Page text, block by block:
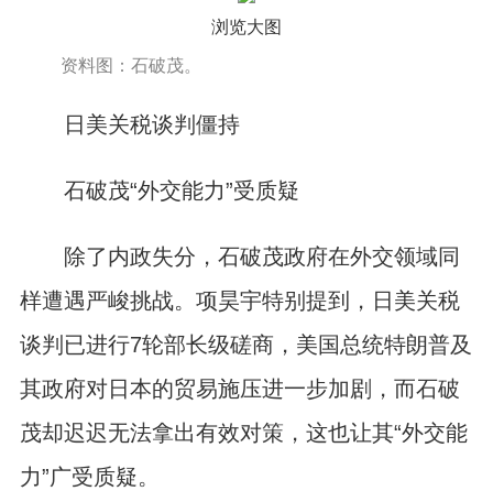
浏览大图
资料图：石破茂。
日美关税谈判僵持
石破茂“外交能力”受质疑
除了内政失分，石破茂政府在外交领域同
样遭遇严峻挑战。项昊宇特别提到，日美关税
谈判已进行7轮部长级磋商，美国总统特朗普及
其政府对日本的贸易施压进一步加剧，而石破
茂却迟迟无法拿出有效对策，这也让其“外交能
力”广受质疑。